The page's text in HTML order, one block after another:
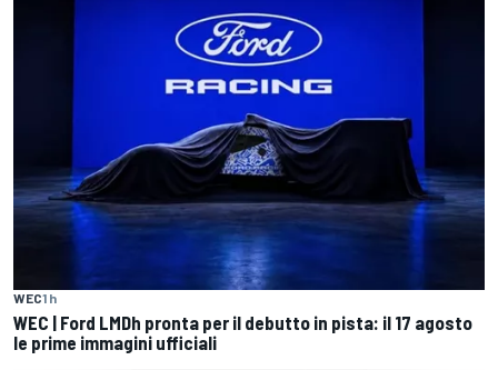
WEC1 h
WEC | Ford LMDh pronta per il debutto in pista: il 17 agosto
le prime immagini ufficiali